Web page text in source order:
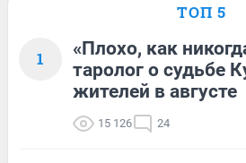
ТОП 5
1
«Плохо, как
таролог о судьбе
жителей в августе
15 126 24